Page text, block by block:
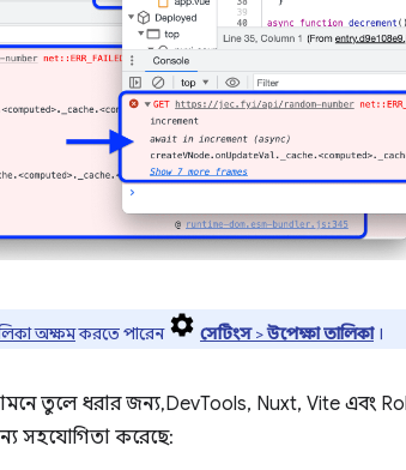
অক্ষমকরতে পারেন সেটিংস>উপেক্ষা তালিকা।
তুলে ধরার জন্য, DevTools, Nuxt, Vite এবং
সহযোগিতা করেছে: